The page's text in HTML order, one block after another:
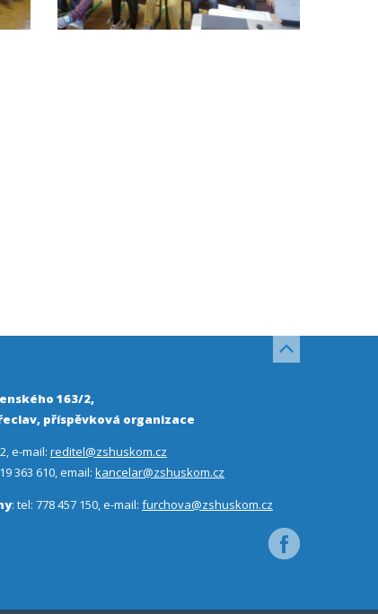
Facebook
163/2,
příspěvková organizace
e-mail: reditel@zshuskom.cz
363 610, email: kancelar@zshuskom.cz
: tel: 778 457 150, e-mail: furchova@zshuskom.cz